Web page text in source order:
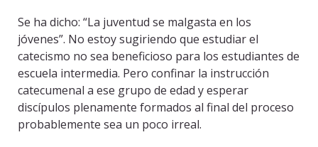
Se ha dicho: “La juventud se malgasta en los
jóvenes”. No estoy sugiriendo que estudiar el
catecismo no sea beneficioso para los estudiantes de
escuela intermedia. Pero confinar la instrucción
catecumenal a ese grupo de edad y esperar
discípulos plenamente formados al final del proceso
probablemente sea un poco irreal.